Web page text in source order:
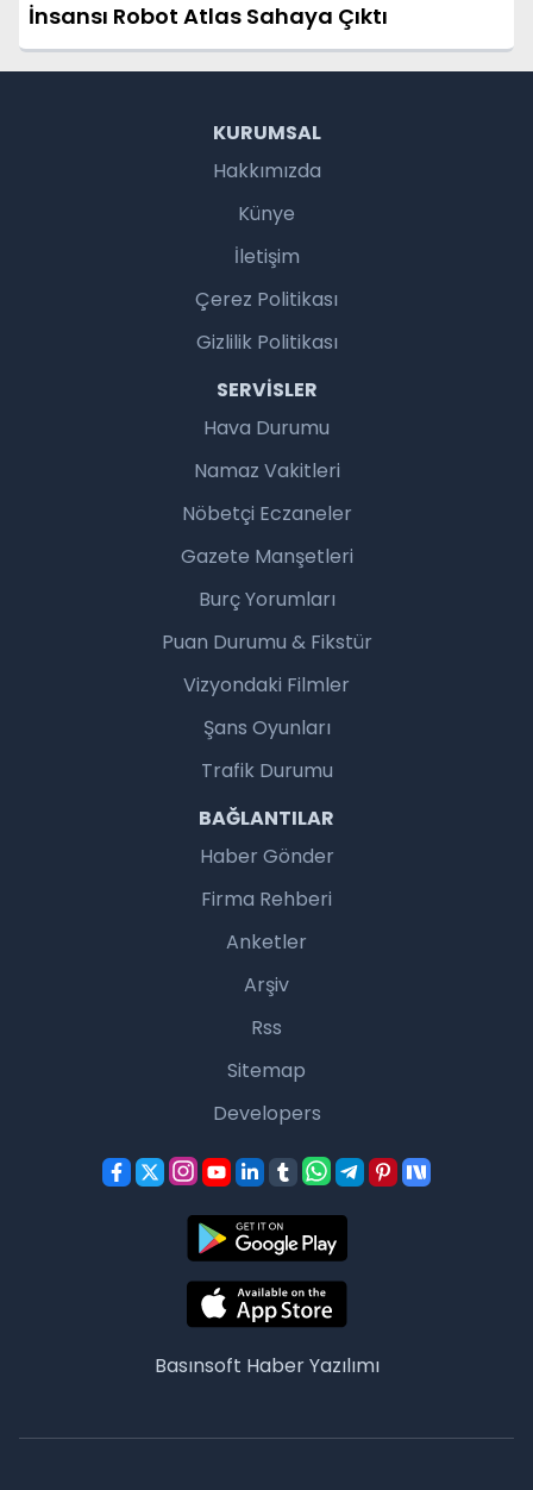
İnsansı Robot Atlas Sahaya Çıktı
KURUMSAL
Hakkımızda
Künye
İletişim
Çerez Politikası
Gizlilik Politikası
SERVISLER
Hava Durumu
Namaz Vakitleri
Nöbetçi Eczaneler
Gazete Manşetleri
Burç Yorumları
Puan Durumu & Fikstür
Vizyondaki Filmler
Şans Oyunları
Trafik Durumu
BAĞLANTILAR
Haber Gönder
Firma Rehberi
Anketler
Arşiv
Rss
Sitemap
Developers
Basınsoft Haber Yazılımı